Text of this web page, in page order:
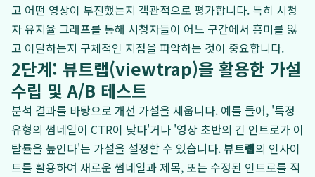
고 어떤 영상이 부진했는지 객관적으로 평가합니다. 특히 시청
자 유지율 그래프를 통해 시청자들이 어느 구간에서 흥미를 잃
고 이탈하는지 구체적인 지점을 파악하는 것이 중요합니다.
2단계: 뷰트랩(viewtrap)을 활용한 가설
수립 및 A/B 테스트
분석 결과를 바탕으로 개선 가설을 세웁니다. 예를 들어, '특정
유형의 썸네일이 CTR이 낮다'거나 '영상 초반의 긴 인트로가 이
탈률을 높인다'는 가설을 설정할 수 있습니다.뷰트랩의 인사이
트를 활용하여 새로운 썸네일과 제목, 또는 수정된 인트로를 적